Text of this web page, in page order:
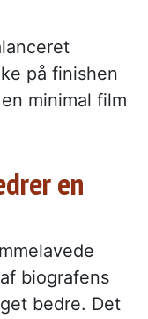
på finishen
minimal film
en
biografens
bedre. Det